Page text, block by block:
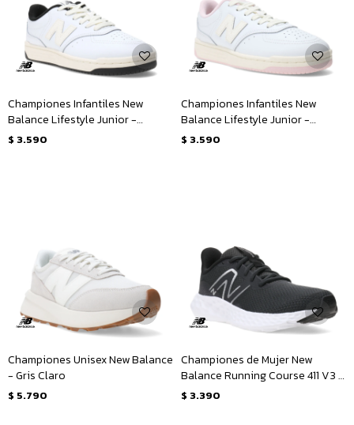
Championes Infantiles New
Balance Lifestyle Junior -
Blanco - Nude - Negro
$ 3.590
Championes Infantiles New
Balance Lifestyle Junior -
Blanco - Natural - Rosado
$ 3.590
Championes Unisex New Balance
- Gris Claro
$ 5.790
Championes de Mujer New
Balance Running Course 411 V3 -
Negro - Plateado
$ 3.390